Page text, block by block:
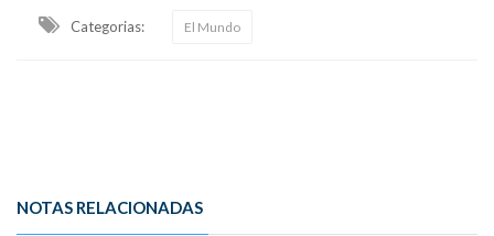
Categorias: El Mundo
NOTAS RELACIONADAS